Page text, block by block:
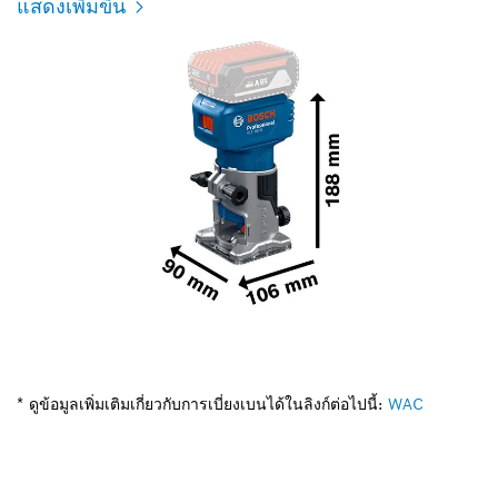
แสดงเพิ่มขึ้น
* ดูข้อมูลเพิ่มเติมเกี่ยวกับการเบี่ยงเบนได้ในลิงก์ต่อไปนี้: WAC